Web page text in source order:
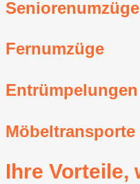
Seniorenumzüge
Fernumzüge
Entrümpelungen
Möbeltransporte
Ihre Vorteile,